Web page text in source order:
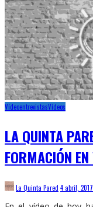
VídeoentrevistasVídeos
LA QUINTA
FORMACIÓN EN
La Quinta Pared 4 abril, 2017